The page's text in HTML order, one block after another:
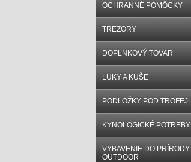
OCHRANNÉ POMÔCKY
TREZORY
DOPLNKOVÝ TOVAR
LUKY A KUŠE
PODLOŽKY POD TROFEJ
KYNOLOGICKÉ POTREBY
VYBAVENIE DO PRÍRODY
OUTDOOR